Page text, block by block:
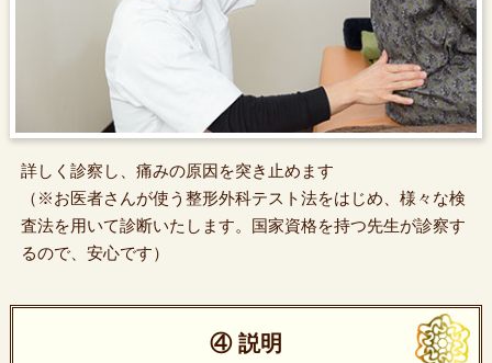
詳しく診察し、痛みの原因を突き止めます
（※お医者さんが使う整形外科テスト法をはじめ、様々な検
査法を用いて診断いたします。国家資格を持つ先生が診察す
るので、安心です）
④ 説明